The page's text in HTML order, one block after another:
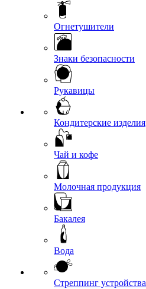
Огнетушители
Знаки безопасности
Рукавицы
Кондитерские изделия
Чай и кофе
Молочная продукция
Бакалея
Вода
Стреппинг устройства